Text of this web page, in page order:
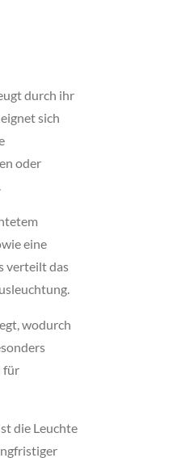
durch ihr
sich
oder
eine
verteilt das
wodurch
für
die Leuchte